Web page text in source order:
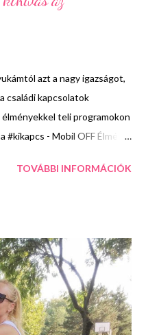
azt a nagy igazságot,
családi kapcsolatok
teli programokon
- Mobil OFF Élmény
világ és a valósan
más, hasznos és
ezzel is támogatva
A #kikapcs
2018 október 21.-én lesz
ahol a vállalkozókedvű
TOVÁBBI INFORMÁCIÓK